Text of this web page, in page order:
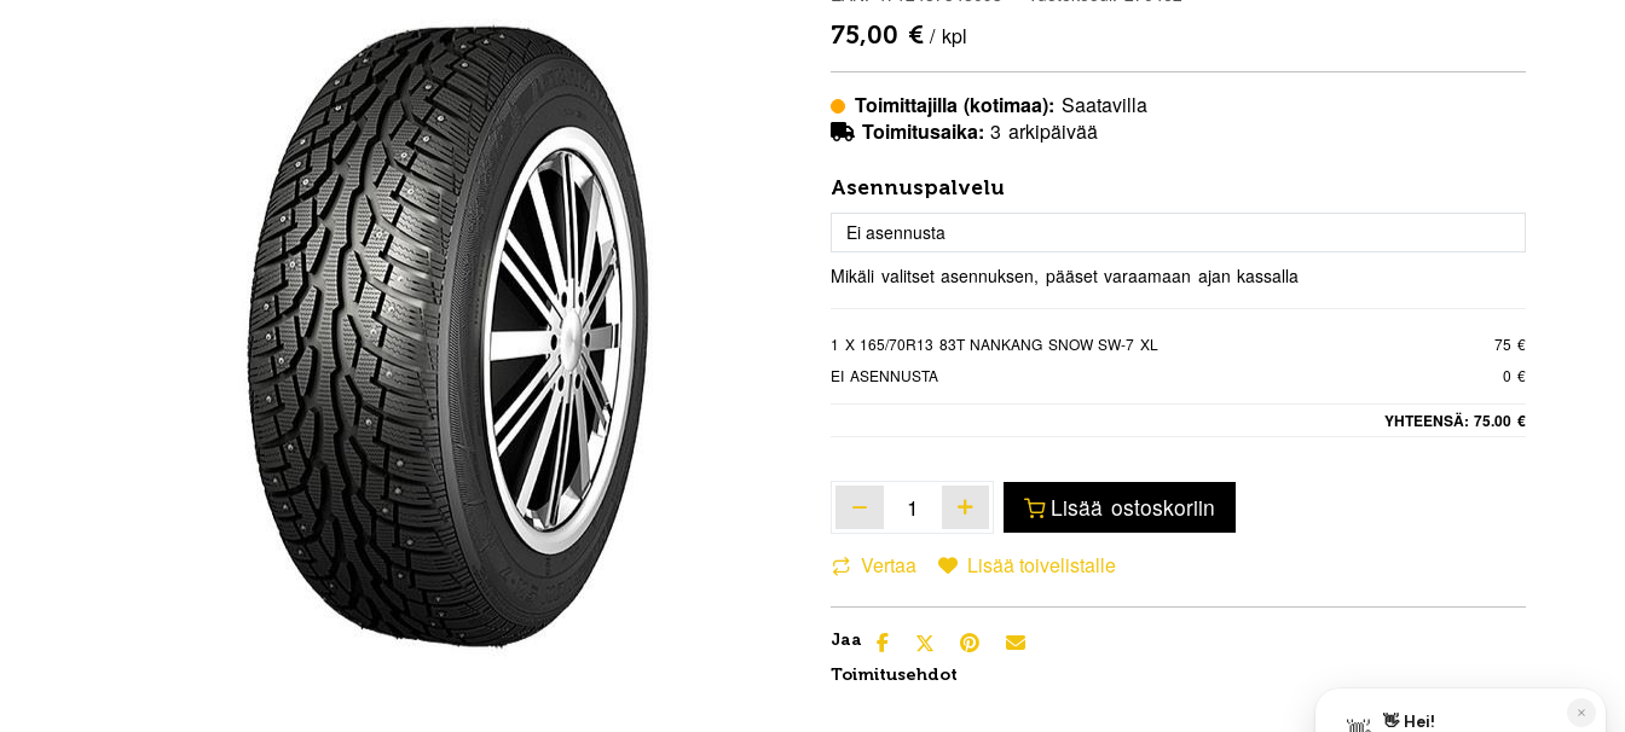
75,00 € / kpl
Toimittajilla (kotimaa): Saatavilla
Toimitusaika: 3 arkipäivää
Asennuspalvelu
Mikäli valitset asennuksen, pääset varaamaan ajan kassalla
1 X 165/70R13 83T NANKANG SNOW SW-7 XL
75 €
EI ASENNUSTA
0 €
YHTEENSÄ: 75.00 €
Lisää ostoskoriin
Vertaa Lisää toivelistalle
Jaa
Toimitusehdot